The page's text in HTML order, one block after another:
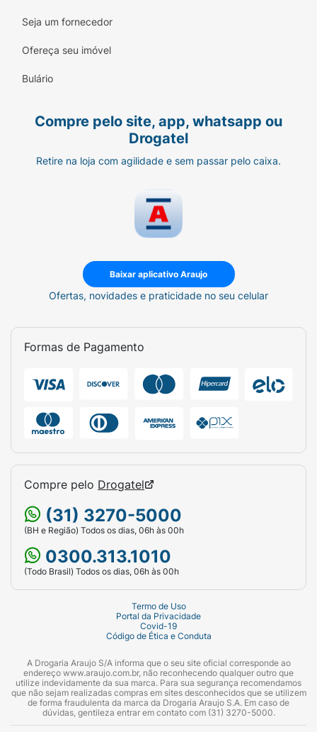
Seja um fornecedor
Ofereça seu imóvel
Bulário
Compre pelo site, app, whatsapp ou
Drogatel
Retire na loja com agilidade e sem passar pelo caixa.
Baixar aplicativo Araujo
Ofertas, novidades e praticidade no seu celular
Formas de Pagamento
Compre pelo Drogatel
(31) 3270-5000
(BH e Região) Todos os dias, 06h às 00h
0300.313.1010
(Todo Brasil) Todos os dias, 06h às 00h
Termo de Uso
Portal da Privacidade
Covid-19
Código de Ética e Conduta
A Drogaria Araujo S/A informa que o seu site oficial corresponde ao
endereço www.araujo.com.br, não reconhecendo qualquer outro que
utilize indevidamente da sua marca. Para sua segurança recomendamos
que não sejam realizadas compras em sites desconhecidos que se utilizem
de forma fraudulenta da marca da Drogaria Araujo S.A. Em caso de
dúvidas, gentileza entrar em contato com (31) 3270-5000.